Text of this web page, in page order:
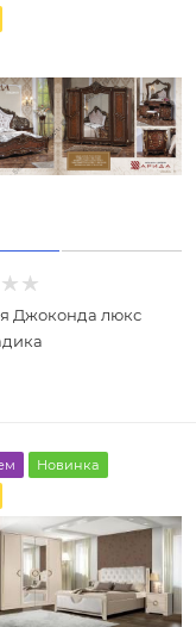
Джоконда люкс
Новинка